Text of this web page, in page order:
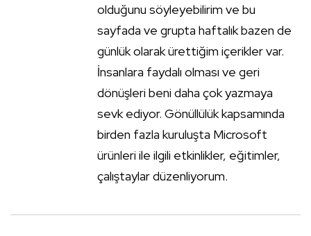
olduğunu söyleyebilirim ve bu
sayfada ve grupta haftalık bazen de
günlük olarak ürettiğim içerikler var.
İnsanlara faydalı olması ve geri
dönüşleri beni daha çok yazmaya
sevk ediyor. Gönüllülük kapsamında
birden fazla kuruluşta Microsoft
ürünleri ile ilgili etkinlikler, eğitimler,
çalıştaylar düzenliyorum.